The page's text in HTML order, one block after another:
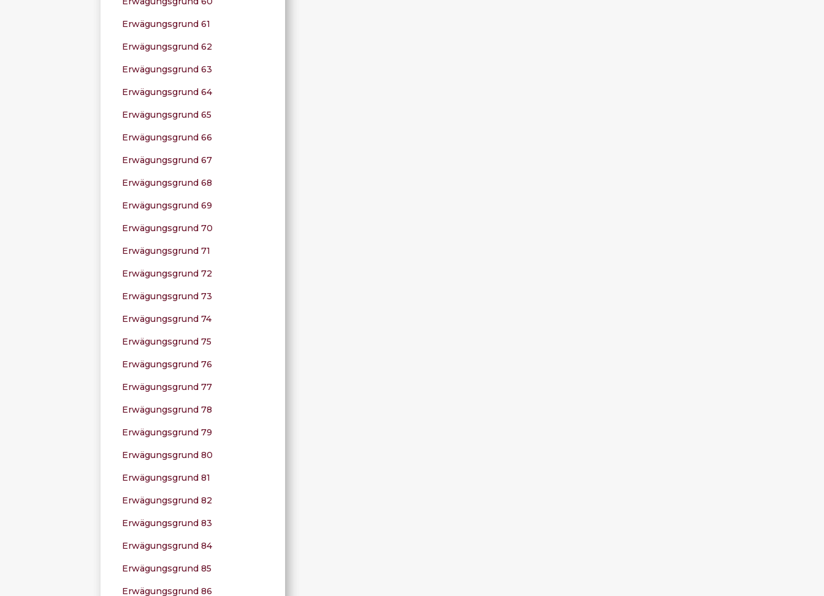
Erwägungsgrund 61
Erwägungsgrund 62
Erwägungsgrund 63
Erwägungsgrund 64
Erwägungsgrund 65
Erwägungsgrund 66
Erwägungsgrund 67
Erwägungsgrund 68
Erwägungsgrund 69
Erwägungsgrund 70
Erwägungsgrund 71
Erwägungsgrund 72
Erwägungsgrund 73
Erwägungsgrund 74
Erwägungsgrund 75
Erwägungsgrund 76
Erwägungsgrund 77
Erwägungsgrund 78
Erwägungsgrund 79
Erwägungsgrund 80
Erwägungsgrund 81
Erwägungsgrund 82
Erwägungsgrund 83
Erwägungsgrund 84
Erwägungsgrund 85
Erwägungsgrund 86